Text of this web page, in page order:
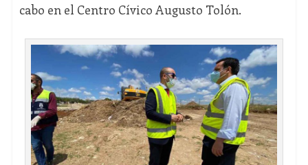
cabo en el Centro Cívico Augusto Tolón.